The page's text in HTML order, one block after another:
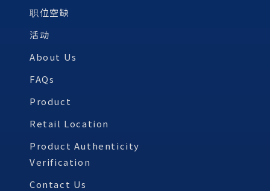
职位空缺
活动
About Us
FAQs
Product
Retail Location
Product Authenticity
Verification
Contact Us